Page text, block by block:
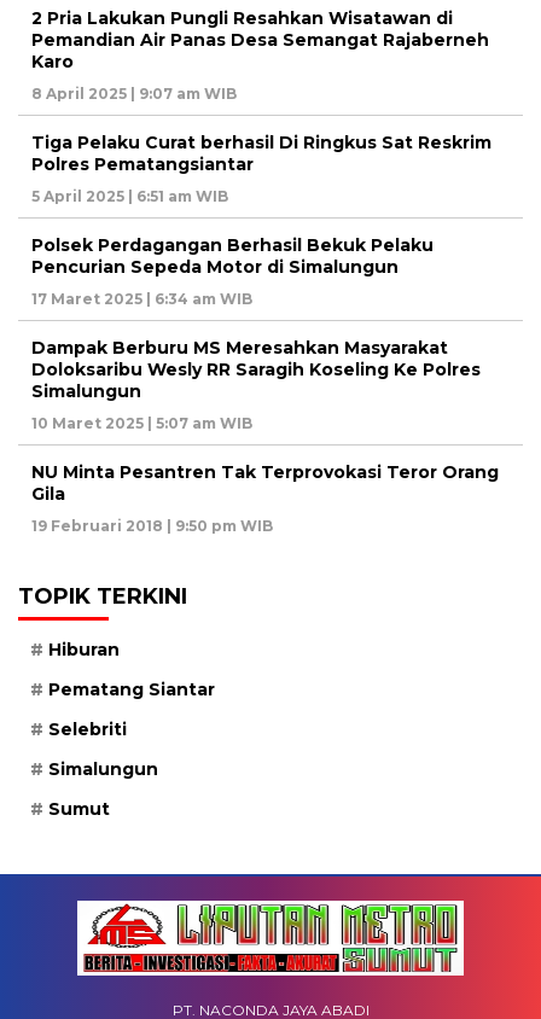
2 Pria Lakukan Pungli Resahkan Wisatawan di
Pemandian Air Panas Desa Semangat Rajaberneh
Karo
8 April 2025 | 9:07 am WIB
Tiga Pelaku Curat berhasil Di Ringkus Sat Reskrim
Polres Pematangsiantar
5 April 2025 | 6:51 am WIB
Polsek Perdagangan Berhasil Bekuk Pelaku
Pencurian Sepeda Motor di Simalungun
17 Maret 2025 | 6:34 am WIB
Dampak Berburu MS Meresahkan Masyarakat
Doloksaribu Wesly RR Saragih Koseling Ke Polres
Simalungun
10 Maret 2025 | 5:07 am WIB
NU Minta Pesantren Tak Terprovokasi Teror Orang
Gila
19 Februari 2018 | 9:50 pm WIB
TOPIK TERKINI
Hiburan
Pematang Siantar
Selebriti
Simalungun
Sumut
PT. NACONDA JAYA ABADI